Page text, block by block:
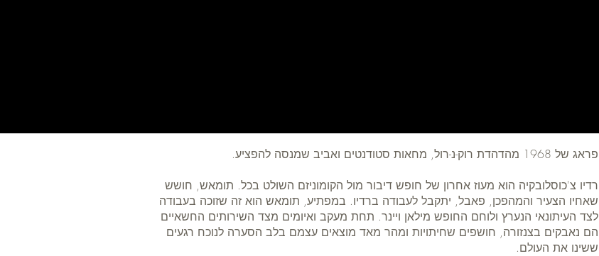
פראג של 1968 מהדהדת רוק-נ-רול, מחאות סטודנטים ואביב שמנסה להפציע.
רדיו צ'כוסלובקיה הוא מעוז אחרון של חופש דיבור מול הקומוניזם השולט בכל. תומאש, חושש
שאחיו הצעיר והמהפכן, פאבל, יתקבל לעבודה ברדיו. במפתיע, תומאש הוא זה שזוכה בעבודה
לצד העיתונאי הנערץ ולוחם החופש מילאן ויינר. תחת מעקב ואיומים מצד השירותים החשאיים
הם נאבקים בצנזורה, חושפים שחיתויות ומהר מאד מוצאים עצמם בלב הסערה לנוכח רגעים
ששינו את העולם.